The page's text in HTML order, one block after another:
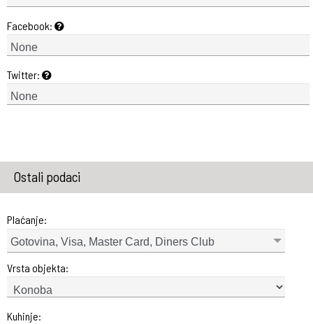
Facebook:
Twitter:
Ostali podaci
Plaćanje:
Gotovina, Visa, Master Card, Diners Club
Vrsta objekta:
Kuhinje: